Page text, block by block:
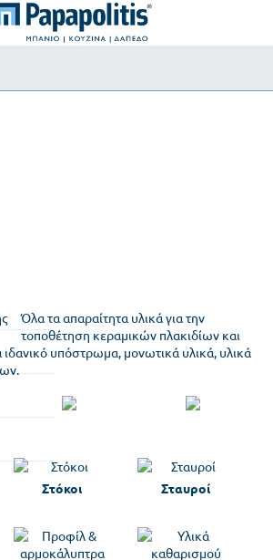
Όλα τα απαραίτητα υλικά για την
τοποθέτηση κεραμικών πλακιδίων και
υπόστρωμα, μονωτικά υλικά, υλικά
Στόκοι Σταυροί